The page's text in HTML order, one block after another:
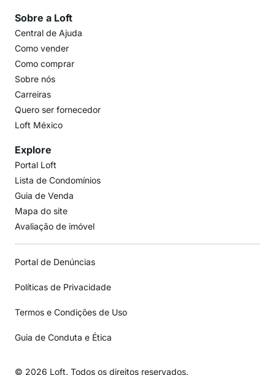
Sobre a Loft
Central de Ajuda
Como vender
Como comprar
Sobre nós
Carreiras
Quero ser fornecedor
Loft México
Explore
Portal Loft
Lista de Condomínios
Guia de Venda
Mapa do site
Avaliação de imóvel
Portal de Denúncias
Políticas de Privacidade
Termos e Condições de Uso
Guia de Conduta e Ética
© 2026 Loft. Todos os direitos reservados.